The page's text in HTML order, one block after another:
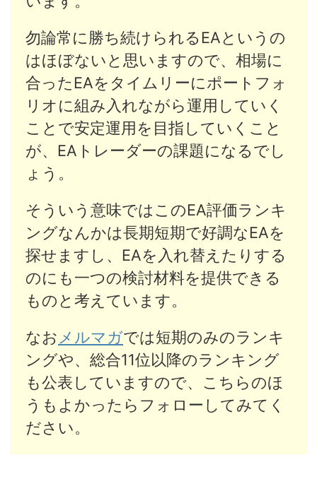
勿論常に勝ち続けられるEAというの
はほぼないと思いますので、相場に
合ったEAをタイムリーにポートフォ
リオに組み入れながら運用していく
ことで安定運用を目指していくこと
が、EAトレーダーの課題になるでし
ょう。
そういう意味ではこのEA評価ランキ
ングなんかは長期短期で好調なEAを
探せますし、EAを入れ替えたりする
のにも一つの検討材料を提供できる
ものと考えています。
なお メルマガでは短期のみのランキ
ングや、総合11位以降のランキング
も公表していますので、こちらのほ
うもよかったらフォローしてみてく
ださい。